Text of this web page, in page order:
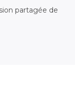
partagée de